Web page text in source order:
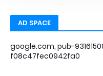
AD SPACE
google.com, pub-
f08c47fec0942fa0